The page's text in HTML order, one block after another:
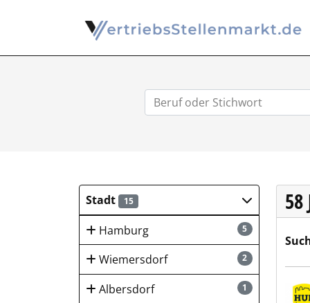
Stadt 15
5
Hamburg
2
Wiemersdorf
1
Albersdorf
58